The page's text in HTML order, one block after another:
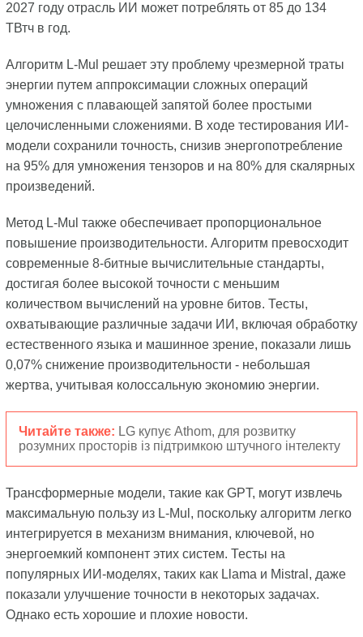
2027 году отрасль ИИ может потреблять от 85 до 134
ТВтч в год.
Алгоритм L-Mul решает эту проблему чрезмерной траты
энергии путем аппроксимации сложных операций
умножения с плавающей запятой более простыми
целочисленными сложениями. В ходе тестирования ИИ-
модели сохранили точность, снизив энергопотребление
на 95% для умножения тензоров и на 80% для скалярных
произведений.
Метод L-Mul также обеспечивает пропорциональное
повышение производительности. Алгоритм превосходит
современные 8-битные вычислительные стандарты,
достигая более высокой точности с меньшим
количеством вычислений на уровне битов. Тесты,
охватывающие различные задачи ИИ, включая обработку
естественного языка и машинное зрение, показали лишь
0,07% снижение производительности - небольшая
жертва, учитывая колоссальную экономию энергии.
Читайте также: LG купує Athom, для розвитку
розумних просторів із підтримкою штучного інтелекту
Трансформерные модели, такие как GPT, могут извлечь
максимальную пользу из L-Mul, поскольку алгоритм легко
интегрируется в механизм внимания, ключевой, но
энергоемкий компонент этих систем. Тесты на
популярных ИИ-моделях, таких как Llama и Mistral, даже
показали улучшение точности в некоторых задачах.
Однако есть хорошие и плохие новости.